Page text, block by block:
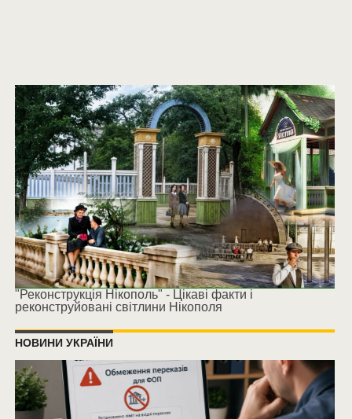
"Реконструкція Нікополь" - Цікаві факти і
реконструйовані світлини Нікополя
НОВИНИ УКРАЇНИ